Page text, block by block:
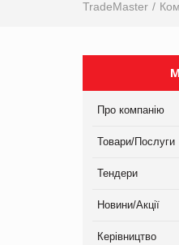
TradeMaster
Про компанію
Товари/Послуги
Тендери
Новини/Акції
Керівництво